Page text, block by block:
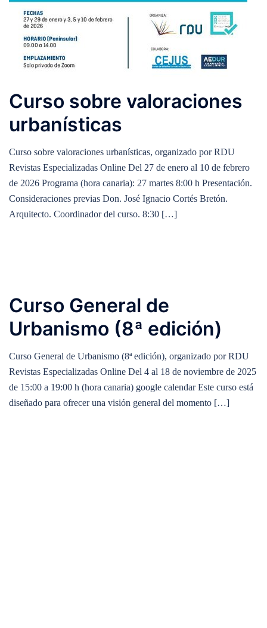
Curso sobre valoraciones
urbanísticas
Curso sobre valoraciones urbanísticas, organizado por RDU
Revistas Especializadas Online Del 27 de enero al 10 de febrero
de 2026 Programa (hora canaria): 27 martes 8:00 h Presentación.
Consideraciones previas Don. José Ignacio Cortés Bretón.
Arquitecto. Coordinador del curso. 8:30 […]
Curso General de
Urbanismo (8ª edición)
Curso General de Urbanismo (8ª edición), organizado por RDU
Revistas Especializadas Online Del 4 al 18 de noviembre de 2025
de 15:00 a 19:00 h (hora canaria) google calendar Este curso está
diseñado para ofrecer una visión general del momento […]